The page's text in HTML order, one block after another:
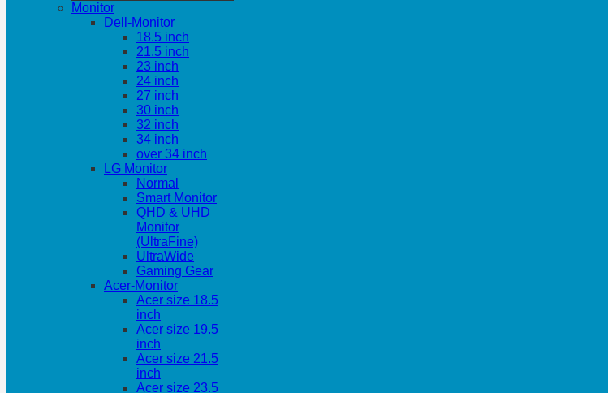
Monitor
Dell-Monitor
18.5 inch
21.5 inch
23 inch
24 inch
27 inch
30 inch
32 inch
34 inch
over 34 inch
LG Monitor
Normal
Smart Monitor
QHD & UHD
Monitor
(UltraFine)
UltraWide
Gaming Gear
Acer-Monitor
Acer size 18.5
inch
Acer size 19.5
inch
Acer size 21.5
inch
Acer size 23.5